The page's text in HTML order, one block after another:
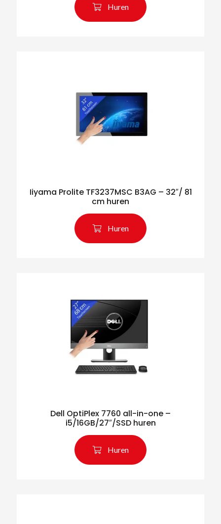
Huren
Iiyama Prolite TF3237MSC B3AG – 32″/ 81
cm huren
Huren
Dell OptiPlex 7760 all-in-one –
i5/16GB/27″/SSD huren
Huren